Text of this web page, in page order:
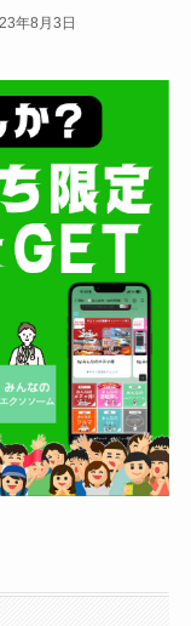
年8月3日